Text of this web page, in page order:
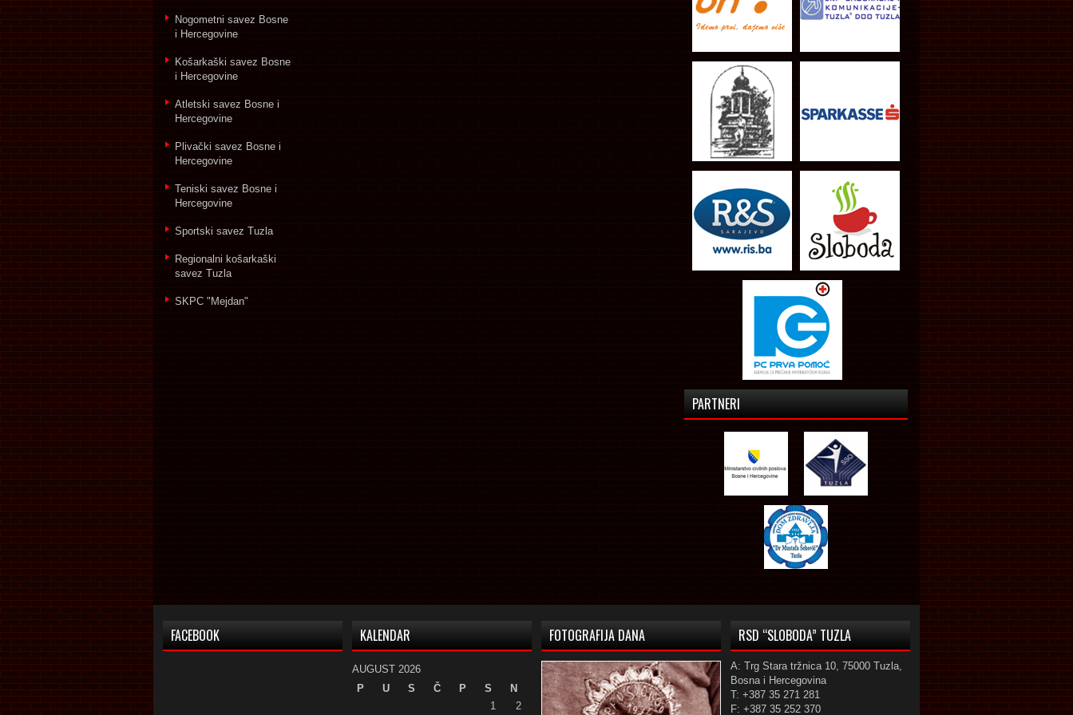
Nogometni savez Bosne
i Hercegovine
Košarkaški savez Bosne
i Hercegovine
Atletski savez Bosne i
Hercegovine
Plivački savez Bosne i
Hercegovine
Teniski savez Bosne i
Hercegovine
Sportski savez Tuzla
Regionalni košarkaški
savez Tuzla
SKPC "Mejdan"
PARTNERI
FACEBOOK KALENDAR
AUGUST 2026
P
U S Č P S
N
1
2
FOTOGRAFIJA DANA RSD “SLOBODA” TUZLA
A: Trg Stara tržnica 10, 75000 Tuzla,
Bosna i Hercegovina
T: +387 35 271 281
F: +387 35 252 370